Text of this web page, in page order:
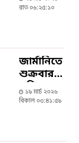
স্বাধীনতা
রাত ০৬:২৫:১০
জার্মানিতে
শুক্রবার
পবিত্র
ঈদুল
১৯ মার্চ ২০২৬
বিকাল ০৩:৪১:৫৯